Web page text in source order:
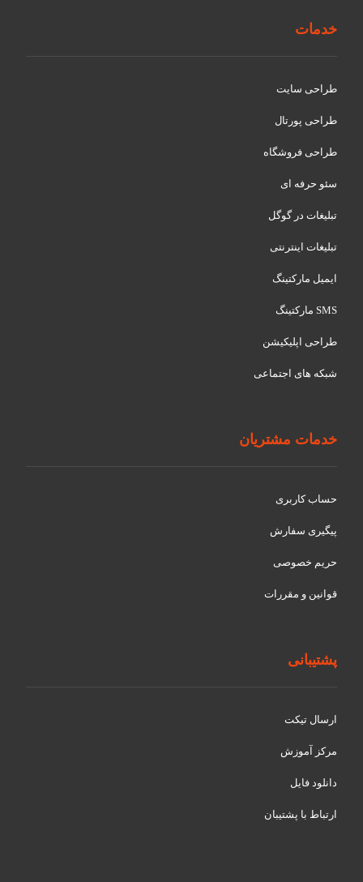
خدمات
طراحی سایت
طراحی پورتال
طراحی فروشگاه
سئو حرفه ای
تبلیغات در گوگل
تبلیغات اینترنتی
ایمیل مارکتینگ
SMS مارکتینگ
طراحی اپلیکیشن
شبکه های اجتماعی
خدمات مشتریان
حساب کاربری
پیگیری سفارش
حریم خصوصی
قوانین و مقررات
پشتیبانی
ارسال تیکت
مرکز آموزش
دانلود فایل
ارتباط با پشتیبان